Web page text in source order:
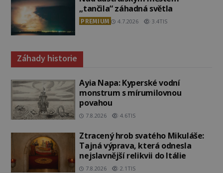
„tančila“ záhadná světla
PREMIUM 4.7.2026 3.4TIS
Záhady historie
Ayia Napa: Kyperské vodní
monstrum s mírumilovnou
povahou
7.8.2026 4.6TIS
Ztracený hrob svatého Mikuláše:
Tajná výprava, která odnesla
nejslavnější relikvii do Itálie
7.8.2026 2.1TIS